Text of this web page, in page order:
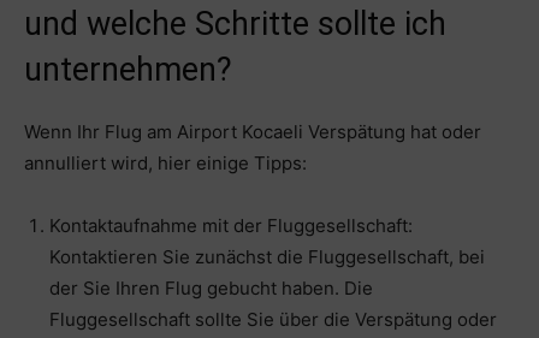
und welche Schritte sollte ich
unternehmen?
Wenn Ihr Flug am Airport Kocaeli Verspätung hat oder
annulliert wird, hier einige Tipps:
Kontaktaufnahme mit der Fluggesellschaft:
Kontaktieren Sie zunächst die Fluggesellschaft, bei
der Sie Ihren Flug gebucht haben. Die
Fluggesellschaft sollte Sie über die Verspätung oder